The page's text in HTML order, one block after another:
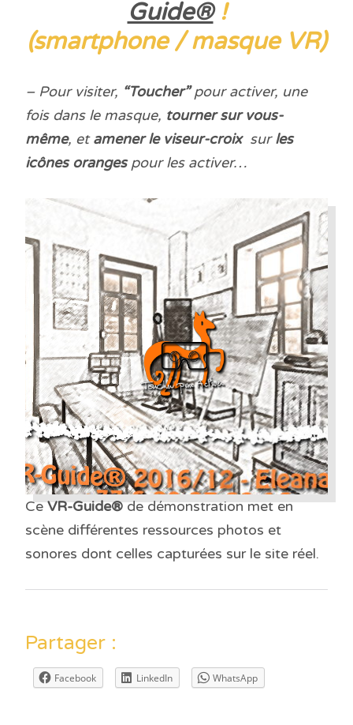
Guide®!
(smartphone / masque VR)
– Pour visiter, “Toucher”pour activer, une
fois dans le masque, tourner sur vous-
même, etamener le viseur-croix surles
icônes orangespour les activer…
CeVR-Guide®de démonstration met en
scène différentes ressources photos et
sonores dont celles capturées sur le site réel.
Partager :
Facebook LinkedIn WhatsApp